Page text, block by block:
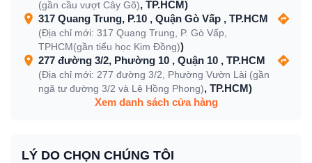
(gần cầu vượt Cây Gõ), TP.HCM)
317 Quang Trung, P.10 , Quận Gò Vấp , TP.HCM
(Địa chỉ mới: 317 Quang Trung, P. Gò Vấp,
TPHCM(gần tiểu học Kim Đồng))
277 đường 3/2, Phường 10 , Quận 10 , TP.HCM
(Địa chỉ mới: 277 đường 3/2, Phường Vườn Lài (gần
ngã tư đường 3/2 và Lê Hồng Phong), TP.HCM)
Xem danh sách cửa hàng
LÝ DO CHỌN CHÚNG TÔI